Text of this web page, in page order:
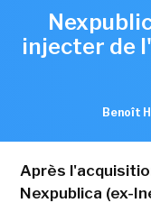
injecter de
Benoît
Après
Nexpublica (ex-